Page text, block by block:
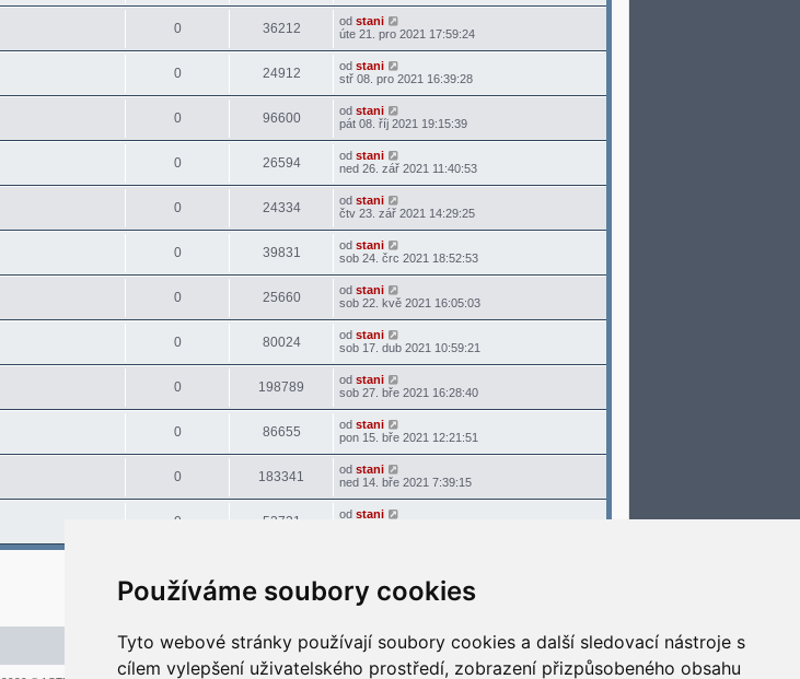
Používáme soubory cookies
Tyto webové stránky používají soubory cookies a další sledovací nástroje s
cílem vylepšení uživatelského prostředí, zobrazení přizpůsobeného obsahu
0 36212 od stani
úte 21. pro 2021 17:59:24
0 24912 od stani
stř 08. pro 2021 16:39:28
0 96600 od stani
pát 08. říj 2021 19:15:39
0 26594 od stani
ned 26. zář 2021 11:40:53
0 24334 od stani
čtv 23. zář 2021 14:29:25
0 39831 od stani
sob 24. črc 2021 18:52:53
0 25660 od stani
sob 22. kvě 2021 16:05:03
0 80024 od stani
sob 17. dub 2021 10:59:21
0 198789 od stani
sob 27. bře 2021 16:28:40
0 86655 od stani
pon 15. bře 2021 12:21:51
0 183341 od stani
ned 14. bře 2021 7:39:15
0 53731 od stani
Všechny časy jsou vUTC+02:00
Smazat cookies
Kontaktujte mě/nás